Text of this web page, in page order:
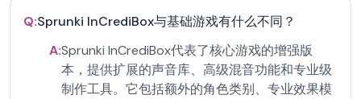
Q:Sprunki InCrediBox与基础游戏有什么不同？
A:Sprunki InCrediBox代表了核心游戏的增强版
本，提供扩展的声音库、高级混音功能和专业级
制作工具。它包括额外的角色类别、专业效果模